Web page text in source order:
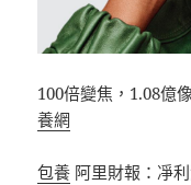
100倍變焦，1.08億
養網
包養 阿里財報：凈